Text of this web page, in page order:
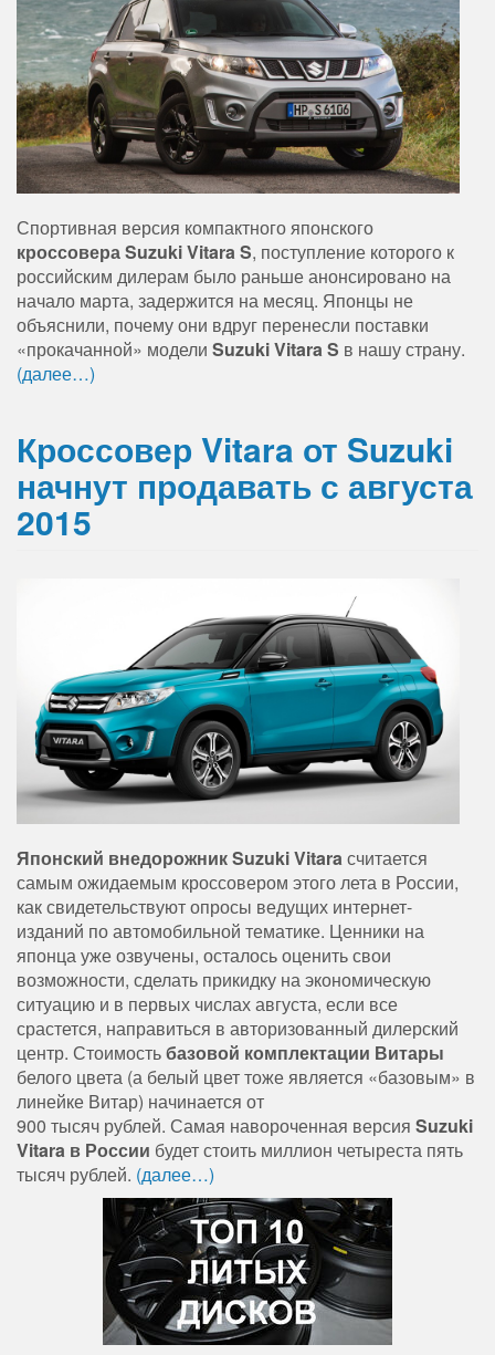
Спортивная версия компактного японского
кроссовера Suzuki Vitara S, поступление которого к
российским дилерам было раньше анонсировано на
начало марта, задержится на месяц. Японцы не
объяснили, почему они вдруг перенесли поставки
«прокачанной» модели Suzuki Vitara S в нашу страну.
(далее…)
Кроссовер Vitara от Suzuki
начнут продавать с августа
2015
Японский внедорожник Suzuki Vitaraсчитается
самым ожидаемым кроссовером этого лета в России,
как свидетельствуют опросы ведущих интернет-
изданий по автомобильной тематике. Ценники на
японца уже озвучены, осталось оценить свои
возможности, сделать прикидку на экономическую
ситуацию и в первых числах августа, если все
срастется, направиться в авторизованный дилерский
центр. Стоимостьбазовой комплектации Витары
белого цвета (а белый цвет тоже является «базовым» в
линейке Витар) начинается от
900 тысяч рублей. Самая навороченная версия Suzuki
Vitara в России будет стоить миллион четыреста пять
тысяч рублей. (далее…)